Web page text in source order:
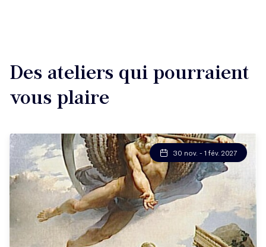
Des ateliers qui pourraient
vous plaire
30 nov. - 1 fév. 2027